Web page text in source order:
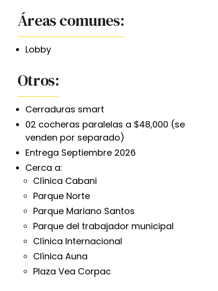
Áreas comunes:
Lobby
Otros:
Cerraduras smart
02 cocheras paralelas a $48,000 (se
venden por separado)
Entrega Septiembre 2026
Cerca a:
Clínica Cabani
Parque Norte
Parque Mariano Santos
Parque del trabajador municipal
Clínica Internacional
Clínica Auna
Plaza Vea Corpac